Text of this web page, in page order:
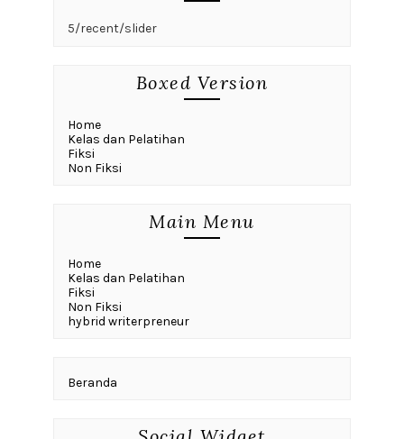
5/recent/slider
Boxed Version
Home
Kelas dan Pelatihan
Fiksi
Non Fiksi
Main Menu
Home
Kelas dan Pelatihan
Fiksi
Non Fiksi
hybrid writerpreneur
Beranda